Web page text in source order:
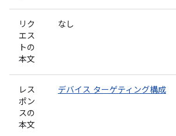
リク
エス
トの
本文
なし
レス
ポン
スの
本文
デバイス ターゲティング構成